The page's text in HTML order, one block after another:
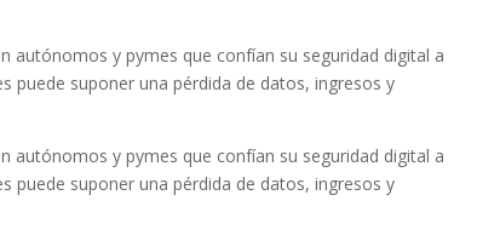
autónomos y pymes que confían su seguridad digital a
puede suponer una pérdida de datos, ingresos y
autónomos y pymes que confían su seguridad digital a
puede suponer una pérdida de datos, ingresos y